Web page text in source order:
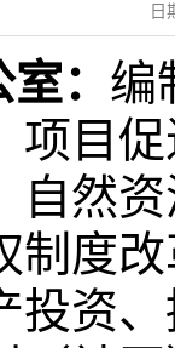
日
室： 编
项目
自然
制度
投资